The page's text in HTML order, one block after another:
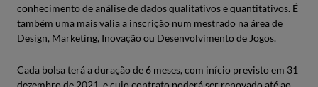
conhecimento de análise de dados qualitativos e quantitativos. É
também uma mais valia a inscrição num mestrado na área de
Design, Marketing, Inovação ou Desenvolvimento de Jogos.
Cada bolsa terá a duração de 6 meses, com início previsto em 31
dezembro de 2021, e cujo contrato poderá ser renovado até ao